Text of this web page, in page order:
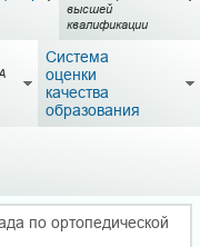
высшей
квалификации
Система
оценки
качества
образования
по ортопедической